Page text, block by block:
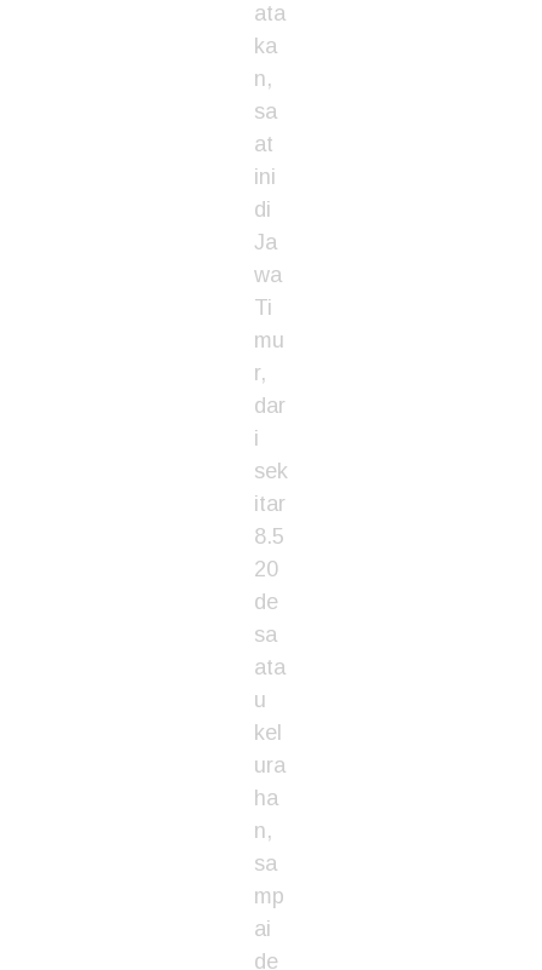
ata
ka
n,
sa
at
ini
di
Ja
wa
Ti
mu
r,
dar
i
sek
itar
8.5
20
de
sa
ata
u
kel
ura
ha
n,
sa
mp
ai
de